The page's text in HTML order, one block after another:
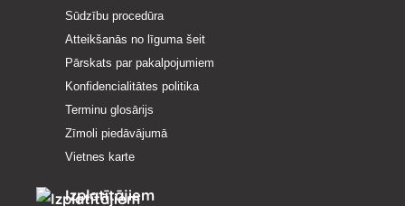
Sūdzību procedūra
Atteikšanās no līguma šeit
Pārskats par pakalpojumiem
Konfidencialitātes politika
Terminu glosārijs
Zīmoli piedāvājumā
Vietnes karte
Izplatītājiem